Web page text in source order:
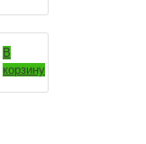
В
корзину